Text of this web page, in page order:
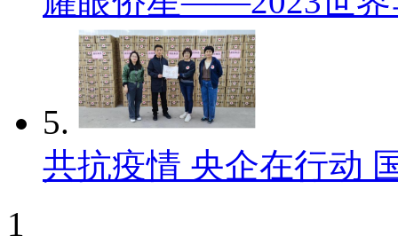
5.
共抗疫情 央企在行动
1